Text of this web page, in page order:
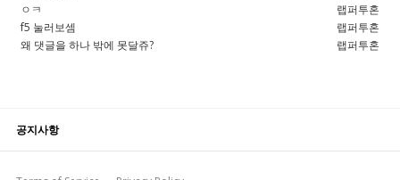
ㅇㅋ
랩퍼투혼
f5 눌러보셈
랩퍼투혼
왜 댓글을 하나 밖에 못달쥬?
랩퍼투혼
공지사항